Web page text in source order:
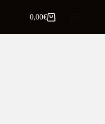
0,00€